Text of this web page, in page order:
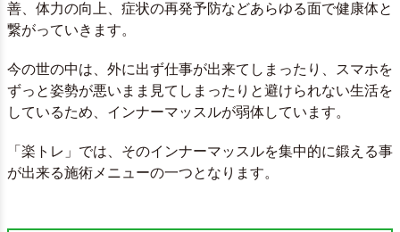
善、体力の向上、症状の再発予防などあらゆる面で健康体と
繋がっていきます。
今の世の中は、外に出ず仕事が出来てしまったり、スマホを
ずっと姿勢が悪いまま見てしまったりと避けられない生活を
しているため、インナーマッスルが弱体しています。
「楽トレ」では、そのインナーマッスルを集中的に鍛える事
が出来る施術メニューの一つとなります。